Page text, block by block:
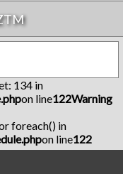
134 in
on line122Warning
foreach() in
on line122